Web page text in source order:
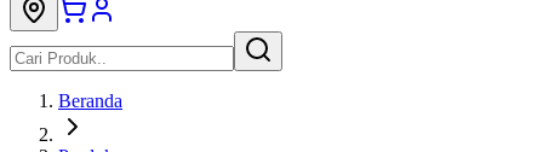
Beranda